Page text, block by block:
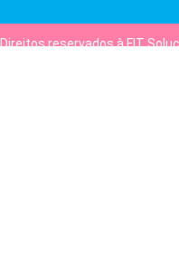
Direitos reservados à FIT